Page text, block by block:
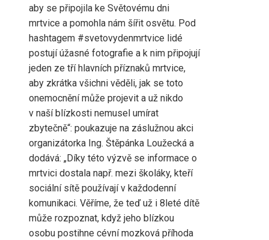
aby se připojila ke Světovému dni
mrtvice a pomohla nám šířit osvětu. Pod
hashtagem #svetovydenmrtvice lidé
postují úžasné fotografie a k nim připojují
jeden ze tří hlavních příznaků mrtvice,
aby zkrátka všichni věděli, jak se toto
onemocnění může projevit a už nikdo
v naší blízkosti nemusel umírat
zbytečně“: poukazuje na záslužnou akci
organizátorka Ing. Štěpánka Loužecká a
dodává: „Díky této výzvě se informace o
mrtvici dostala např. mezi školáky, kteří
sociální sítě používají v každodenní
komunikaci. Věříme, že teď už i 8leté dítě
může rozpoznat, když jeho blízkou
osobu postihne cévní mozková příhoda